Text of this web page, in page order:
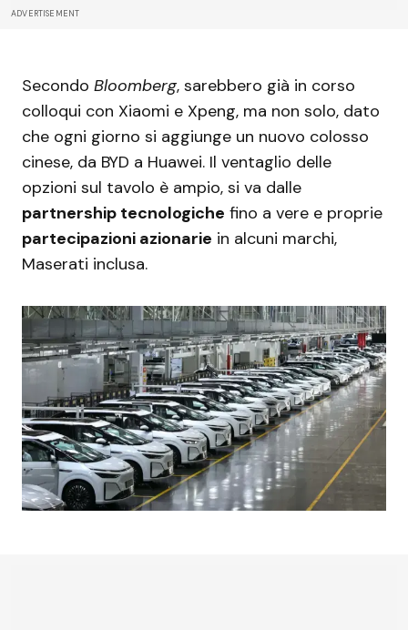
ADVERTISEMENT
Secondo Bloomberg, sarebbero già in corso
colloqui con Xiaomi e Xpeng, ma non solo, dato
che ogni giorno si aggiunge un nuovo colosso
cinese, da BYD a Huawei. Il ventaglio delle
opzioni sul tavolo è ampio, si va dalle
partnership tecnologiche fino a vere e proprie
partecipazioni azionarie in alcuni marchi,
Maserati inclusa.